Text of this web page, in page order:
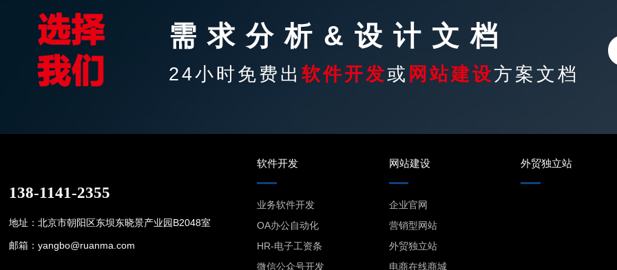
需求分析&设计文档
24小时免费出 软件开发或 网站建设方案文档
138-1141-2355
地址：北京市朝阳区东坝东晓景产业园B2048室
邮箱：yangbo@ruanma.com
软件开发
业务软件开发
OA办公自动化
HR-电子工资条
微信公众号开发
网站建设
企业官网
营销型网站
外贸独立站
电商在线商城
外贸独立站